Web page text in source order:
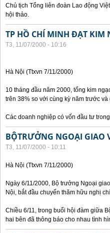
Chủ tịch Tổng liên đoàn Lao động
hội thảo.
TP HỒ CHÍ MINH ĐẠT KIM
T3, 11/07/2000 - 10:16
Hà Nội (Ttxvn 7/11/2000)
10 tháng đầu năm 2000, tổng kim
trên 38% so với cùng kỳ năm trước
Các doanh nghiệp có vốn đầu tư
BỘTRƯỞNG NGOẠI GIAO
T3, 11/07/2000 - 10:11
Hà Nội (Ttxvn 7/11/2000)
Ngày 6/11/2000, Bộ trưởng Ngoại
Nội, bắt đầu chuyến thăm hữu nghị
Chiều 6/11, trong buổi hội đàm giữa
hai bên đã thông báo cho nhau tình